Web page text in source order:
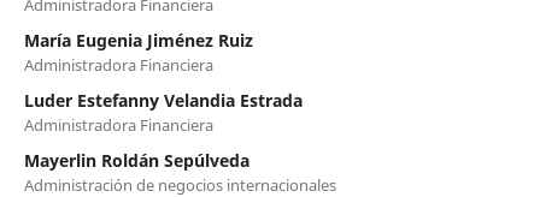
Administradora Financiera
María Eugenia Jiménez Ruiz
Administradora Financiera
Luder Estefanny Velandia Estrada
Administradora Financiera
Mayerlin Roldán Sepúlveda
Administración de negocios internacionales